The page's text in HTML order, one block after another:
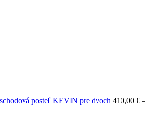
posteľ KEVIN pre dvoch 410,00 €